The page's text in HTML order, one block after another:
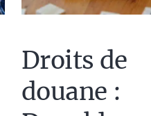
Droits de
douane :